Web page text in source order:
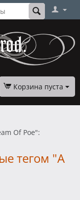
Корзина пуста
Of Poe":
тегом "A